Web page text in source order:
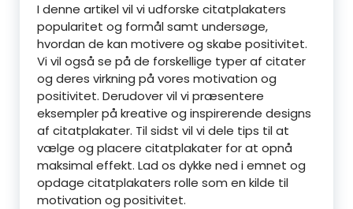
I denne artikel vil vi udforske citatplakaters
popularitet og formål samt undersøge,
hvordan de kan motivere og skabe positivitet.
Vi vil også se på de forskellige typer af citater
og deres virkning på vores motivation og
positivitet. Derudover vil vi præsentere
eksempler på kreative og inspirerende designs
af citatplakater. Til sidst vil vi dele tips til at
vælge og placere citatplakater for at opnå
maksimal effekt. Lad os dykke ned i emnet og
opdage citatplakaters rolle som en kilde til
motivation og positivitet.